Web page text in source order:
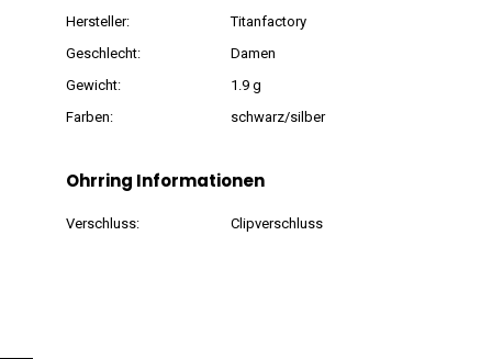
Hersteller:
Titanfactory
Geschlecht:
Damen
Gewicht:
1.9 g
Farben:
schwarz/silber
Ohrring Informationen
Verschluss: Clipverschluss